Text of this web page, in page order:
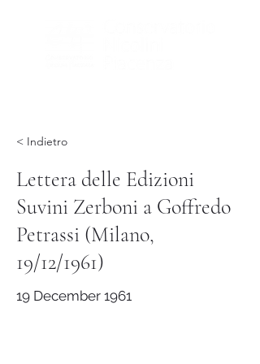
< Indietro
Lettera delle Edizioni
Suvini Zerboni a Goffredo
Petrassi (Milano,
19/12/1961)
19 December 1961